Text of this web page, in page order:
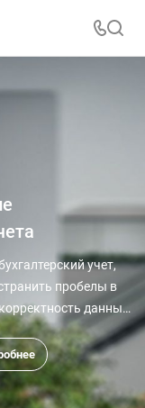
учет,
пробелы в
данных
чтобы ваш
без рисков.